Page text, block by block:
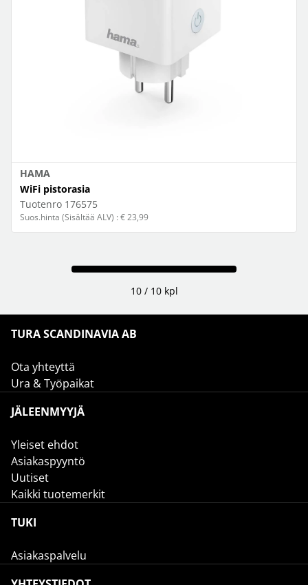
HAMA
WiFi pistorasia
Tuotenro 176575
Suos.hinta (Sisältää ALV) : € 23,99
10 / 10 kpl
TURA SCANDINAVIA AB
Ota yhteyttä
Ura & Työpaikat
JÄLEENMYYJÄ
Yleiset ehdot
Asiakaspyyntö
Uutiset
Kaikki tuotemerkit
TUKI
Asiakaspalvelu